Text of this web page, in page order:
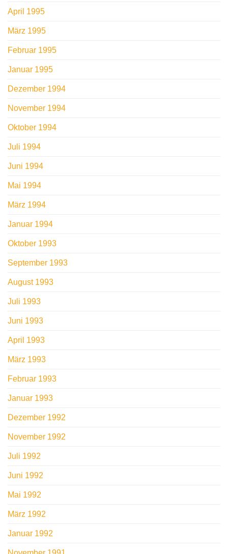
April 1995
März 1995
Februar 1995
Januar 1995
Dezember 1994
November 1994
Oktober 1994
Juli 1994
Juni 1994
Mai 1994
März 1994
Januar 1994
Oktober 1993
September 1993
August 1993
Juli 1993
Juni 1993
April 1993
März 1993
Februar 1993
Januar 1993
Dezember 1992
November 1992
Juli 1992
Juni 1992
Mai 1992
März 1992
Januar 1992